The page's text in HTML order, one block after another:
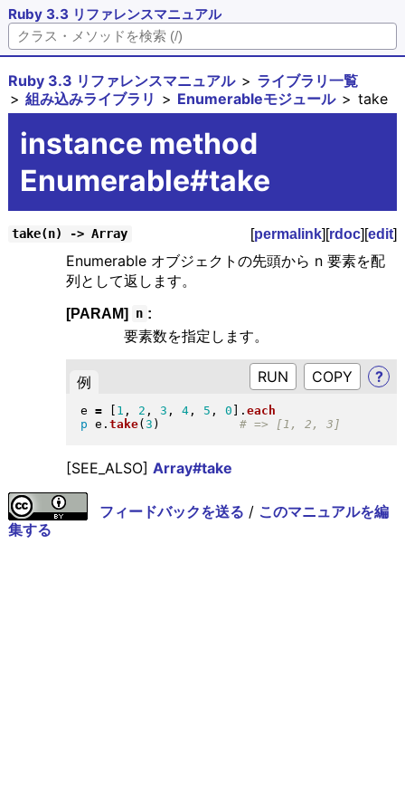
Ruby 3.3 リファレンスマニュアル
Ruby 3.3 リファレンスマニュアル
ライブラリ一覧
組み込みライブラリ
Enumerableモジュール take
instance method
Enumerable#take
take(n) -> Array [permalink][rdoc][edit]
Enumerable オブジェクトの先頭から n 要素を配
列として返します。
[PARAM] n :
要素数を指定します。
例 RUN ?
e = 1 , 2 , 3 , 4, 5 , 0 . each
p e . take( 3 )
[SEE_ALSO] Array#take
フィードバックを送る / このマニュアルを編
集する